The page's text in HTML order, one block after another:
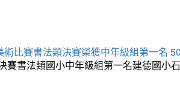
比賽書法類決賽榮獲中年級組第一名
賽書法類國小中年級組第一名建德國小